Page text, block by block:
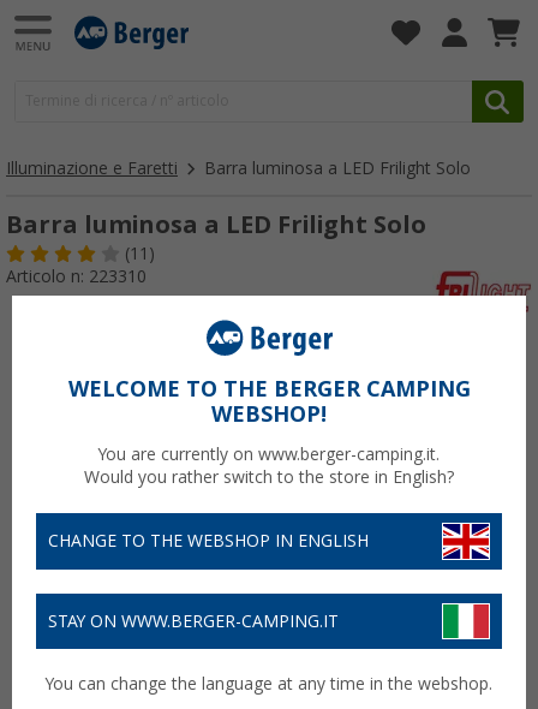
Illuminazione e Faretti Barra luminosa a LED Frilight Solo
Barra luminosa a LED Frilight Solo
(11)
Articolo n: 223310
WELCOME TO THE BERGER CAMPING
WEBSHOP!
You are currently on www.berger-camping.it.
Would you rather switch to the store in English?
CHANGE TO THE WEBSHOP IN ENGLISH
STAY ON WWW.BERGER-CAMPING.IT
You can change the language at any time in the webshop.